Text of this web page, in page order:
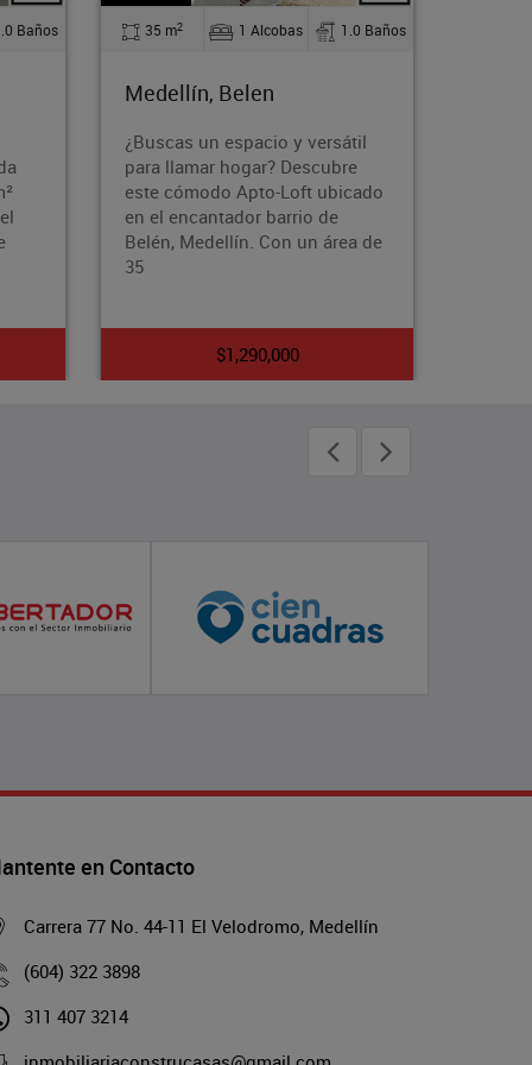
1.0 Baños
versátil
ubicado
de
área de
90 m 3 Alcobas 2.0 Baños
Medellín, Almeria
¿Buscas un hogar que te brinde
comodidad, estilo y acceso a
una vida activa y saludable?
Entonces, este apartamento
amoblado en el exclusivo barrio
$6,000,000
en Contacto
Carrera 77 No. 44-11 El Velodromo, Medellín
(604) 322 3898
311 407 3214